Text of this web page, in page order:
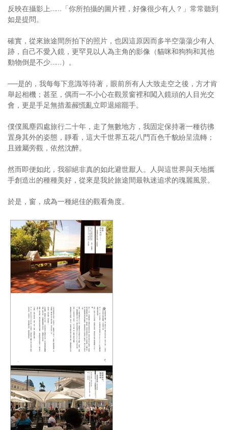
反映在攝影上……「你所拍攝的圖片裡，好像很少有人？」常常聽到
如是提問。
確實，從來旅途間所拍下的照片，也因這原因而多半空蕩蕩少有人
跡，自己不愛入鏡，更罕見以人為主角的影像（貓咪和狗狗和其他
動物倒是不少……）。
──是的，我每每下意識等待著，眼前所有人大致走空之後，方才肯
舉起相機；甚至，偶而一不小心在觀景窗裡和闖入鏡頭的人目光交
會，更是手足無措羞赧慌亂立即退縮罷手。
僕僕風塵四處旅行二十年，走了無數地方，我固定保持著一種彷彿
置身其外的姿態，靜看，這大千世界五花八門百色千貌紛呈流轉；
且雖屬旁觀，依然沈醉。
然而即便如此，我卻絕非真的如此避世厭人。人與這世界與天地攜
手創造出的種種美好，從來是我於旅途間最執迷追求的瑰麗風景。
於是，窗，成為一種絕佳的觀看角度。